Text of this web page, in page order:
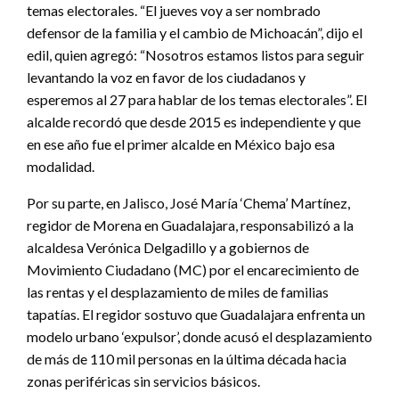
temas electorales. “El jueves voy a ser nombrado
defensor de la familia y el cambio de Michoacán”, dijo el
edil, quien agregó: “Nosotros estamos listos para seguir
levantando la voz en favor de los ciudadanos y
esperemos al 27 para hablar de los temas electorales”. El
alcalde recordó que desde 2015 es independiente y que
en ese año fue el primer alcalde en México bajo esa
modalidad.
Por su parte, en Jalisco, José María ‘Chema’ Martínez,
regidor de Morena en Guadalajara, responsabilizó a la
alcaldesa Verónica Delgadillo y a gobiernos de
Movimiento Ciudadano (MC) por el encarecimiento de
las rentas y el desplazamiento de miles de familias
tapatías. El regidor sostuvo que Guadalajara enfrenta un
modelo urbano ‘expulsor’, donde acusó el desplazamiento
de más de 110 mil personas en la última década hacia
zonas periféricas sin servicios básicos.